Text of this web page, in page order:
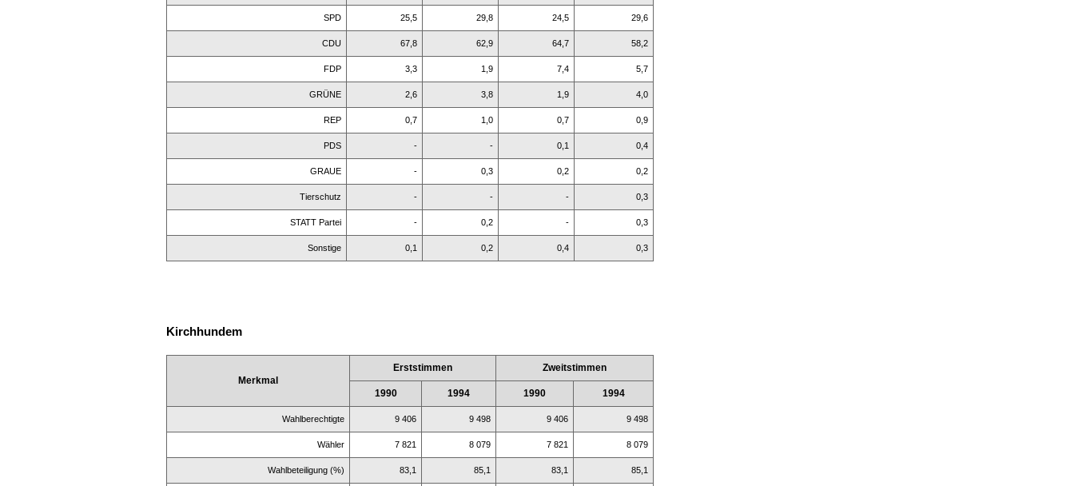
SPD 25,5 29,8 24,5 29,6
CDU 67,8 62,9 64,7 58,2
FDP 3,3 1,9 7,4 5,7
GRÜNE 2,6 3,8 1,9 4,0
REP 0,7 1,0 0,7 0,9
PDS - - 0,1 0,4
GRAUE - 0,3 0,2 0,2
Tierschutz - - - 0,3
STATT Partei - 0,2 - 0,3
Sonstige 0,1 0,2 0,4 0,3
Kirchhundem
Merkmal
Erststimmen Zweitstimmen
1990 1994 1990 1994
Wahlberechtigte 9 406 9 498 9 406 9 498
Wähler 7 821 8 079 7 821 8 079
Wahlbeteiligung (%) 83,1 85,1 83,1 85,1